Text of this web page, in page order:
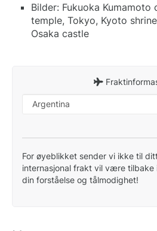
Bilder: Fukuoka Kumamoto
temple, Tokyo, Kyoto
Osaka castle
For øyeblikket sender vi ikke til
internasjonal frakt vil være tilbake
din forståelse og tålmodighet!